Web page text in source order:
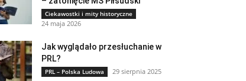
Ciekawostki i mity historyczne
24 maja 2026
Jak wyglądało przesłuchanie w
PRL?
PRL – Polska Ludowa 29 sierpnia 2025